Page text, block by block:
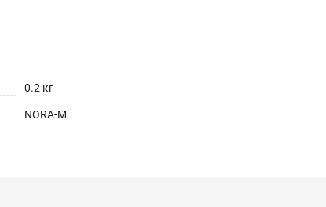
0.2 кг
NORA-M